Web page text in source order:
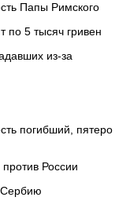
Папы Римского
по 5 тысяч гривен
из-за
погибший, пятеро
России